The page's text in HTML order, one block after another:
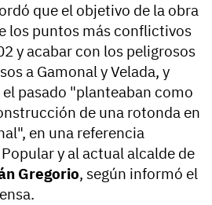
que el objetivo de la obra
los puntos más conflictivos
y acabar con los peligrosos
a Gamonal y Velada, y
pasado "planteaban como
de una rotonda en
en una referencia
y al actual alcalde de
Gregorio, según informó el